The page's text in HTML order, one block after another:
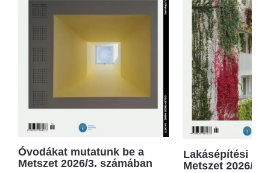
Óvodákat mutatunk be a
Metszet 2026/3. számában
Lakásépítési
Metszet 2026/2.